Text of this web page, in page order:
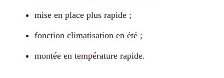
mise en place plus rapide ;
fonction climatisation en été ;
montée en température rapide.